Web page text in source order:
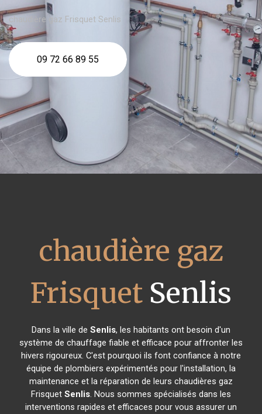
chaudière gaz Frisquet Senlis
09 72 66 89 55
chaudière gaz
FrisquetSenlis
Dans la ville de Senlis, les habitants ont besoin d'un
système de chauffage fiable et efficace pour affronter les
hivers rigoureux. C'est pourquoi ils font confiance à notre
équipe de plombiers expérimentés pour l'installation, la
maintenance et la réparation de leurs chaudières gaz
Frisquet Senlis. Nous sommes spécialisés dans les
interventions rapides et efficaces pour vous assurer un